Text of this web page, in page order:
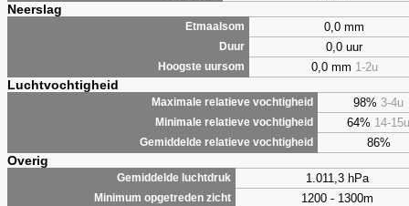
Neerslag
Etmaalsom 0,0 mm
Duur 0,0 uur
Hoogste uursom 0,0 mm 1-2u
Luchtvochtigheid
Maximale relatieve vochtigheid 98% 3-4u
Minimale relatieve vochtigheid 64% 14-15u
Gemiddelde relatieve vochtigheid 86%
Overig
Gemiddelde luchtdruk 1.011,3 hPa
Minimum opgetreden zicht 1200 - 1300m